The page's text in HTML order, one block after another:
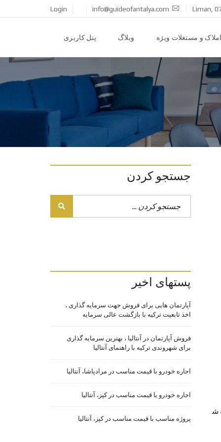
Liman,
info@guideofantalya.com
Login
املاک و مستغلات ویژه وبلاگ پنل کاربری
ش
جستجو کردن
پستهای اخیر
آپارتمان هایی برای فروش جهت سرمایه گذاری ،
اخذ تابعیت ترکیه با بازگشت عالی سرمایه
فروش آپارتمان در آنتالیا ، بهترین سرمایه گذاری
برای شهروندی ترکیه با راهنمای آنتالیا
اجاره خودرو با قیمت مناسب در مرادپاشا، آنتالیا
اجاره خودرو با قیمت مناسب در کپز، آنتالیا
پروژه مناسب با قیمت مناسب در کپز، آنتالیا